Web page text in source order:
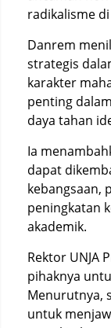
radikalisme
Danrem
strategis
karakter
penting
daya tahan
Ia
dapat
kebangsaan,
peningkatan
akademik.
Rektor UNJA
pihaknya
Menurutnya,
untuk